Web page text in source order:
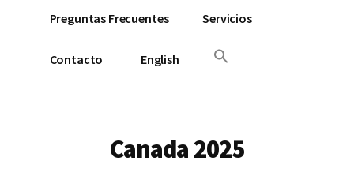
PúblicoPreguntas Frecuentes Servicios
Contacto English
Canada 2025